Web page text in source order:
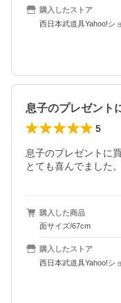
購入したストア
西日本武道具Yahoo!シ
5
息子のプレゼントに
とても喜んでました
購入した商品
面サイズ/67cm
購入したストア
西日本武道具Yahoo!シ